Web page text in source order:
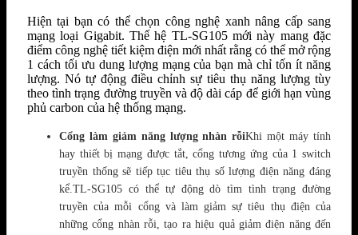
Hiện tại bạn có thể chọn công nghệ xanh nâng cấp sang
mạng loại Gigabit. Thế hệ TL-SG105 mới này mang đặc
điểm công nghệ tiết kiệm điện mới nhất rằng có thể mở rộng
1 cách tối ưu dung lượng mạng của bạn mà chỉ tốn ít năng
lượng. Nó tự động điều chỉnh sự tiêu thụ năng lượng tùy
theo tình trạng đường truyền và độ dài cáp để giới hạn vùng
phủ carbon của hệ thống mạng.
Cổng làm giảm năng lượng nhàn rỗi​Khi một máy tính
hay thiết bị mạng được tắt, cổng tương ứng của 1 switch
truyền thống sẽ tiếp tục tiêu thụ số lượng điện năng đáng
kể.TL-SG105 có thể tự động dò tìm tình trạng đường
truyền của mỗi cổng và làm giảm sự tiêu thụ điện của
những cổng nhàn rỗi, tạo ra hiệu quả giảm điện năng đến